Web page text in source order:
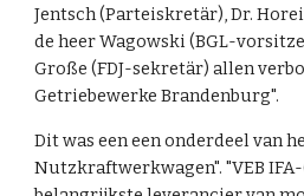
Jentsch (Parteiskretär), Dr.
de heer Wagowski (BGL-
Große (FDJ-sekretär) allen
Getriebewerke Brandenburg".
Dit was een een onderdeel van
Nutzkraftwerkwagen". "VEB